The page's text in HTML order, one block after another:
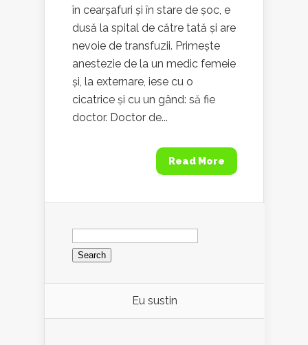
în cearșafuri și în stare de șoc, e
dusă la spital de către tată și are
nevoie de transfuzii. Primește
anestezie de la un medic femeie
și, la externare, iese cu o
cicatrice și cu un gând: să fie
doctor. Doctor de...
Read More
Search
for:
Eu sustin